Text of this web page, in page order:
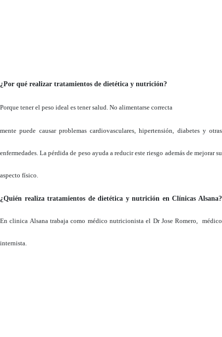
¿Por qué realizar tratamientos de dietética y nutrición?
Porque tener el peso ideal es tener salud. No alimentarse correcta
mente puede causar problemas cardiovasculares, hipertensión, diabetes y otras
enfermedades. La pérdida de peso ayuda a reducir este riesgo además de mejorar su
aspecto físico.
¿Quién realiza tratamientos de dietética y nutrición en Clínicas Alsana?
En clinica Alsana trabaja como médico nutricionista el Dr Jose Romero, médico
internista.